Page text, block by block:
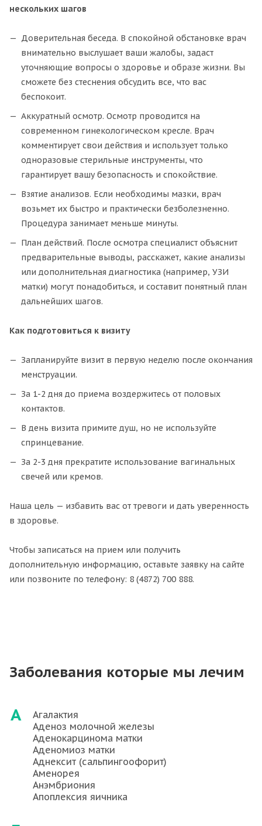
нескольких шагов
Доверительная беседа. В спокойной обстановке врач
внимательно выслушает ваши жалобы, задаст
уточняющие вопросы о здоровье и образе жизни. Вы
сможете без стеснения обсудить все, что вас
беспокоит.
Аккуратный осмотр. Осмотр проводится на
современном гинекологическом кресле. Врач
комментирует свои действия и использует только
одноразовые стерильные инструменты, что
гарантирует вашу безопасность и спокойствие.
Взятие анализов. Если необходимы мазки, врач
возьмет их быстро и практически безболезненно.
Процедура занимает меньше минуты.
План действий. После осмотра специалист объяснит
предварительные выводы, расскажет, какие анализы
или дополнительная диагностика (например, УЗИ
матки) могут понадобиться, и составит понятный план
дальнейших шагов.
Как подготовиться к визиту
Запланируйте визит в первую неделю после окончания
менструации.
За 1-2 дня до приема воздержитесь от половых
контактов.
В день визита примите душ, но не используйте
спринцевание.
За 2-3 дня прекратите использование вагинальных
свечей или кремов.
Наша цель — избавить вас от тревоги и дать уверенность
в здоровье.
Чтобы записаться на прием или получить
дополнительную информацию, оставьте заявку на сайте
или позвоните по телефону: 8 (4872) 700 888.
Заболевания которые мы лечим
А
Агалактия
Аденоз молочной железы
Аденокарцинома матки
Аденомиоз матки
Аднексит (сальпингоофорит)
Аменорея
Анэмбриония
Апоплексия яичника